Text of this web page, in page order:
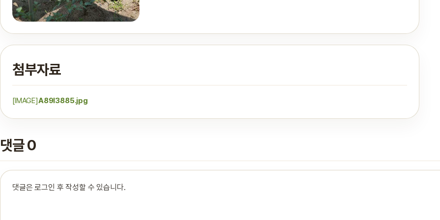
첨부자료
[IMAGE]A89I3885.jpg
댓글 0
댓글은 로그인 후 작성할 수 있습니다.